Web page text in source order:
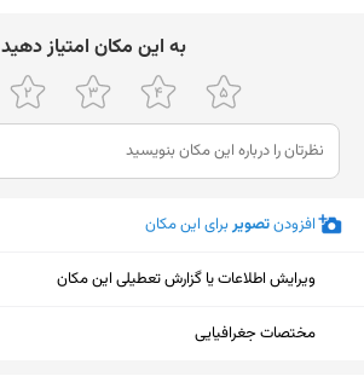
یکشنبه
دوشنبه
سه‌شنبه
چهارشنبه
ﺑﻪ اﯾﻦ ﻣﮑﺎن اﻣﺘﯿﺎز دﻫﯿﺪ
افزودنتصویربرای این مکان
ویرایش اطلاعات یا گزارش تعطیلی این مکان
مختصات جغرافیایی